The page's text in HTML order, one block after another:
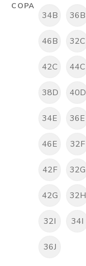
COPA
34B 36B
46B 32C
42C 44C
38D 40D
34E 36E
46E 32F
42F 32G
42G 32H
32I 34I
36J